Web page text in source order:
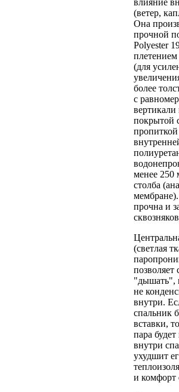
влияние
(ветер,
Она
прочной
Polyester
(для
более
с
вертикали
покрытой
менее 250
столба
прочна и
(светлая
позволяет
"дышать",
не
внутри.
спальник
вставки,
пара
внутри
ухудшит
и комфорт